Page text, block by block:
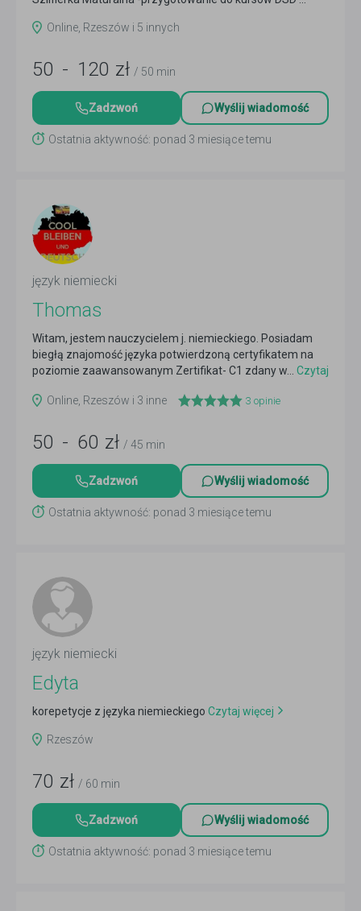
Online, Rzeszów i 5 innych
50 - 120 zł / 50 min
Zadzwoń Wyślij wiadomość
Ostatnia aktywność: ponad 3 miesiące temu
język niemiecki
Thomas
Witam, jestem nauczycielem j. niemieckiego. Posiadam
biegłą znajomość języka potwierdzoną certyfikatem na
poziomie zaawansowanym Zertifikat- C1 zdany w... Czytaj
Online, Rzeszów i 3 inne
3 opinie
50 - 60 zł / 45 min
Zadzwoń Wyślij wiadomość
Ostatnia aktywność: ponad 3 miesiące temu
język niemiecki
Edyta
korepetycje z języka niemieckiego Czytaj więcej
Rzeszów
70 zł / 60 min
Zadzwoń Wyślij wiadomość
Ostatnia aktywność: ponad 3 miesiące temu